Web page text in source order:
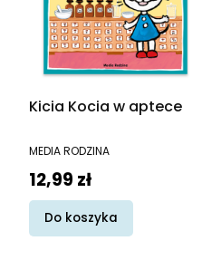
Kicia Kocia w aptece
PRODUCENT
MEDIA RODZINA
Cena
12,99 zł
Do koszyka